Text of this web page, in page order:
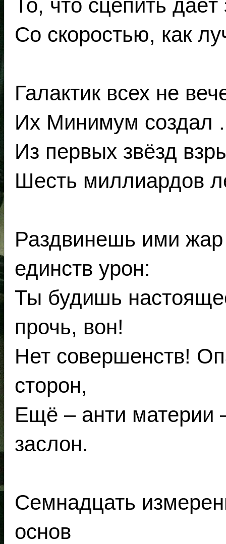
То, что сцепить даёт
Со скоростью, как
Галактик всех не
Их Минимум создал
Из первых звёзд
Шесть миллиардов
Раздвинешь ими жар
единств урон:
Ты будишь
прочь, вон!
Нет совершенств!
сторон,
Ещё – анти материи
заслон.
Семнадцать
основ